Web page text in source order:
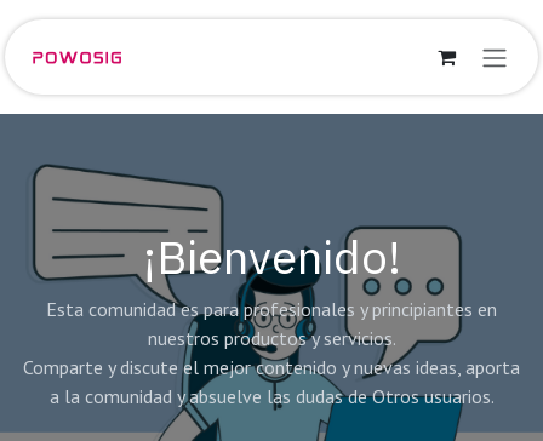
Ir al contenido
¡Bienvenido!
Esta comunidad es para profesionales y principiantes en
nuestros productos y servicios.
Comparte y discute el mejor contenido y nuevas ideas, aporta
a la comunidad y absuelve las dudas de Otros usuarios.